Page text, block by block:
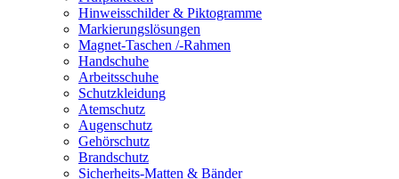
Hinweisschilder & Piktogramme
Markierungslösungen
Magnet-Taschen /-Rahmen
Handschuhe
Arbeitsschuhe
Schutzkleidung
Atemschutz
Augenschutz
Gehörschutz
Brandschutz
Sicherheits-Matten & Bänder